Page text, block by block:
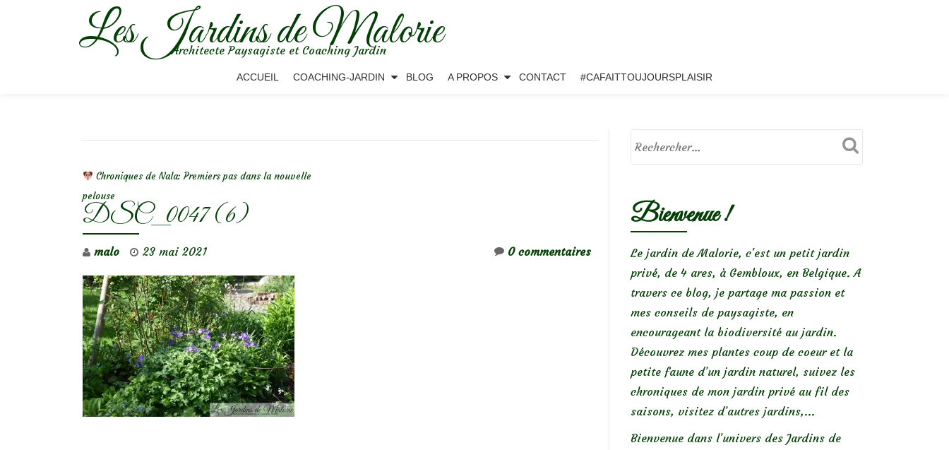
Les Jardins de Malorie
Architecte Paysagiste et Coaching Jardin
ACCUEIL COACHING-JARDIN BLOG A PROPOS CONTACT #CAFAITTOUJOURSPLAISIR
Chroniques de Nala: Premiers pas dans la nouvelle
pelouse
DSC_0047 (6)
malo 23 mai 2021 0 commentaires
Bienvenue !
Le jardin de Malorie, c'est un petit jardin
privé, de 4 ares, à Gembloux, en Belgique. A
travers ce blog, je partage ma passion et
mes conseils de paysagiste, en
encourageant la biodiversité au jardin.
Découvrez mes plantes coup de coeur et la
petite faune d’un jardin naturel, suivez les
chroniques de mon jardin privé au fil des
saisons, visitez d’autres jardins,...
Bienvenue dans l’univers des Jardins de